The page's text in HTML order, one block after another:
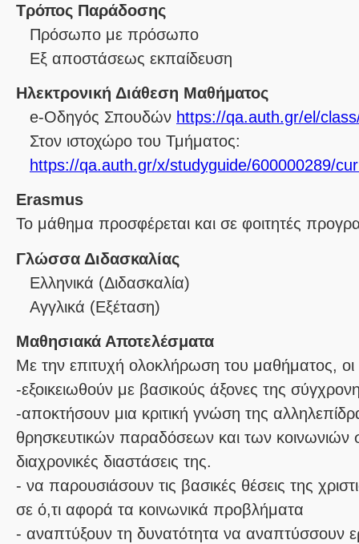
Τρόπος Παράδοσης
Πρόσωπο με πρόσωπο
Eξ απoστάσεως εκπαίδευση
Ηλεκτρονική Διάθεση Μαθήματος
e-Οδηγός Σπουδών https://qa.auth.gr/el/
Στον ιστοχώρο του Τμήματος:
https://qa.auth.gr/x/studyguide/600000289/
Erasmus
Το μάθημα προσφέρεται και σε φοιτητές
Γλώσσα Διδασκαλίας
Ελληνικά (Διδασκαλία)
Αγγλικά (Εξέταση)
Μαθησιακά Αποτελέσματα
Με την επιτυχή ολοκλήρωση του μαθήματος, οι
-εξοικειωθούν με βασικούς άξονες της
-αποκτήσουν μια κριτική γνώση της
θρησκευτικών παραδόσεων και των κοινωνιών
διαχρονικές διαστάσεις της.
- να παρουσιάσoυν τις βασικές θέσεις της
σε ό,τι αφορά τα κοινωνικά προβλήματα
- αναπτύξουν τη δυνατότητα να αναπτύσσουν